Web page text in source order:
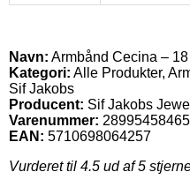
Navn: Armbånd Cecina –
Kategori: Alle Produkter,
Sif Jakobs
Producent: Sif Jakobs
Varenummer:
EAN: 5710698064257
Vurderet til 4.5 ud af 5